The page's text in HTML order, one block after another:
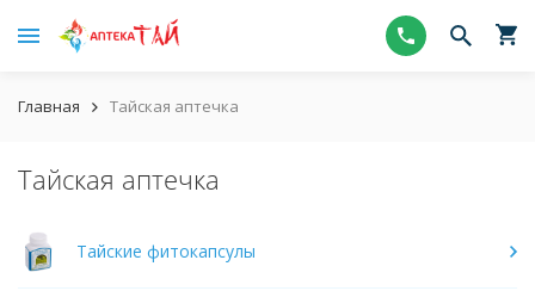
Главная Тайская аптечка
Тайская аптечка
Тайские фитокапсулы